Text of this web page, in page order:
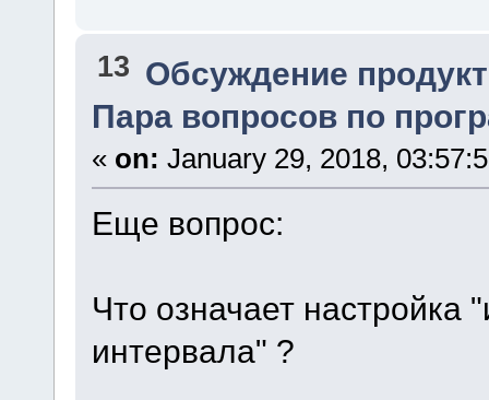
13 Обсуждение
Пара вопросов по
« on: January 29, 2018,
Еще вопрос:
Что означает настройка
интервала" ?